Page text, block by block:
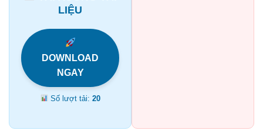
LIỆU
DOWNLOAD
NGAY
Số lượt tải:20